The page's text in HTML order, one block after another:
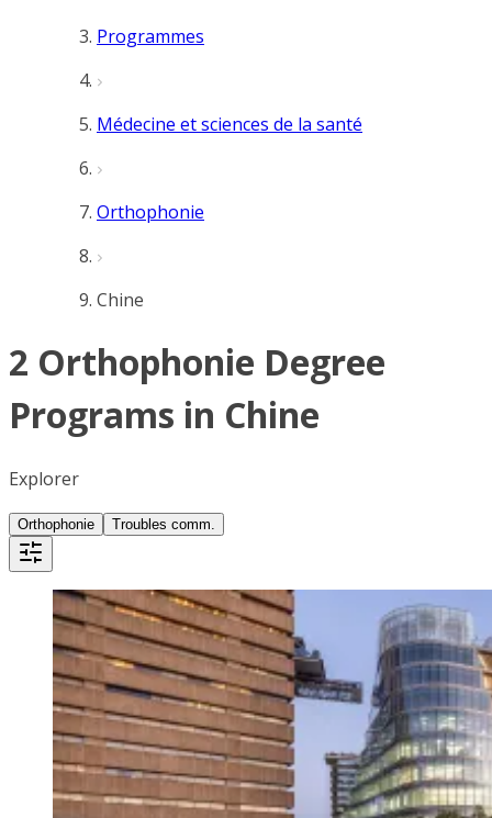
Programmes
Médecine et sciences de la santé
Orthophonie
Chine
2 Orthophonie Degree
Programs in Chine
Explorer
Orthophonie Troubles comm.